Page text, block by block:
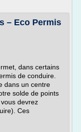
– Eco Permis
dans certains
de conduire.
dans un centre
solde de points
devrez
Ces